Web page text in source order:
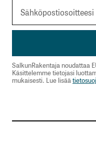
SalkunRakentaja noudattaa
Käsittelemme tietojasi
mukaisesti. Lue lisää